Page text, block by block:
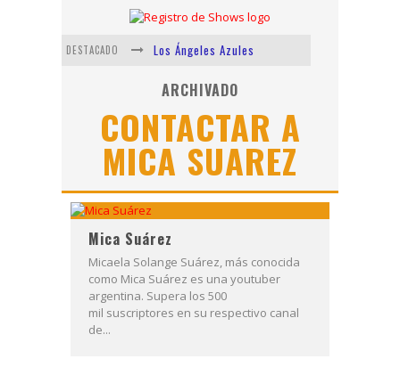
DESTACADO
Los Ángeles Azules
Shows via streaming
Lit Killah
Nicki Nicole
Duki
ARCHIVADO
CONTACTAR A
MICA SUAREZ
Mica Suárez
Micaela Solange Suárez, más conocida
como Mica Suárez es una youtuber
argentina. Supera los 500
mil suscriptores en su respectivo canal
de...